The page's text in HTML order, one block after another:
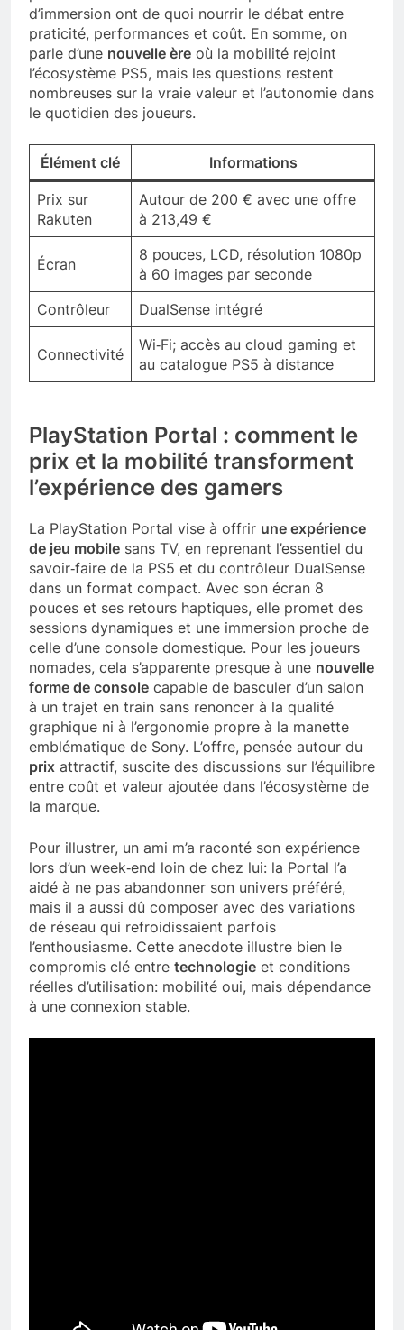
d’immersion ont de quoi nourrir le débat entre
praticité, performances et coût. En somme, on
parle d’une nouvelle ère où la mobilité rejoint
l’écosystème PS5, mais les questions restent
nombreuses sur la vraie valeur et l’autonomie dans
le quotidien des joueurs.
Élément clé Informations
Prix sur
Rakuten
Autour de 200 € avec une offre
à 213,49 €
Écran
8 pouces, LCD, résolution 1080p
à 60 images par seconde
Contrôleur
DualSense intégré
Connectivité
Wi‑Fi; accès au cloud gaming et
au catalogue PS5 à distance
PlayStation Portal : comment le
prix et la mobilité transforment
l’expérience des gamers
La PlayStation Portal vise à offrir une expérience
de jeu mobile sans TV, en reprenant l’essentiel du
savoir‑faire de la PS5 et du contrôleur DualSense
dans un format compact. Avec son écran 8
pouces et ses retours haptiques, elle promet des
sessions dynamiques et une immersion proche de
celle d’une console domestique. Pour les joueurs
nomades, cela s’apparente presque à une nouvelle
forme de console capable de basculer d’un salon
à un trajet en train sans renoncer à la qualité
graphique ni à l’ergonomie propre à la manette
emblématique de Sony. L’offre, pensée autour du
prix attractif, suscite des discussions sur l’équilibre
entre coût et valeur ajoutée dans l’écosystème de
la marque.
Pour illustrer, un ami m’a raconté son expérience
lors d’un week‑end loin de chez lui: la Portal l’a
aidé à ne pas abandonner son univers préféré,
mais il a aussi dû composer avec des variations
de réseau qui refroidissaient parfois
l’enthousiasme. Cette anecdote illustre bien le
compromis clé entre technologie et conditions
réelles d’utilisation: mobilité oui, mais dépendance
à une connexion stable.